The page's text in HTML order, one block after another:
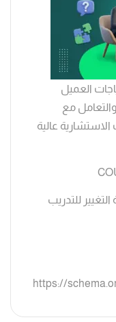
العميل
ومهارات طرح الأسئلة ومنهجية SPIN والتعامل مع
الاستشارية عالية
للتدريب
https://